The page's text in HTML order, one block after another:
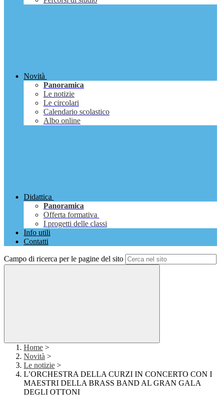
Novità
Panoramica
Le notizie
Le circolari
Calendario scolastico
Albo online
Didattica
Panoramica
Offerta formativa
I progetti delle classi
Info utili
Contatti
Campo di ricerca per le pagine del sito
Home >
Novità >
Le notizie >
L’ORCHESTRA DELLA CURZI IN CONCERTO CON I
MAESTRI DELLA BRASS BAND AL GRAN GALA
DEGLI OTTONI